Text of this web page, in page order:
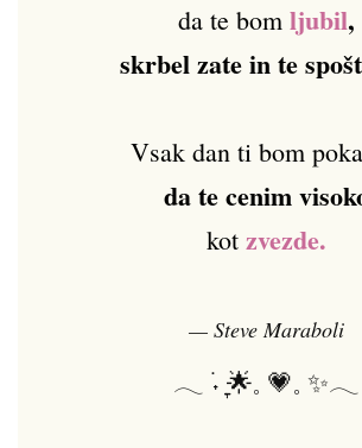
da te bom ljubil,
skrbel zate in te
Vsak dan ti bom
da te cenim
kot zvezde.
— Steve Maraboli
𓂃 ࣪˖ ִֶָ🌟𓈒 💗𓈒 ✨𓂃